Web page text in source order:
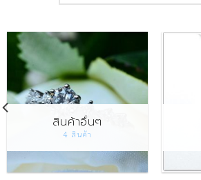
สินค้าอื่นๆ
4 สินค้า